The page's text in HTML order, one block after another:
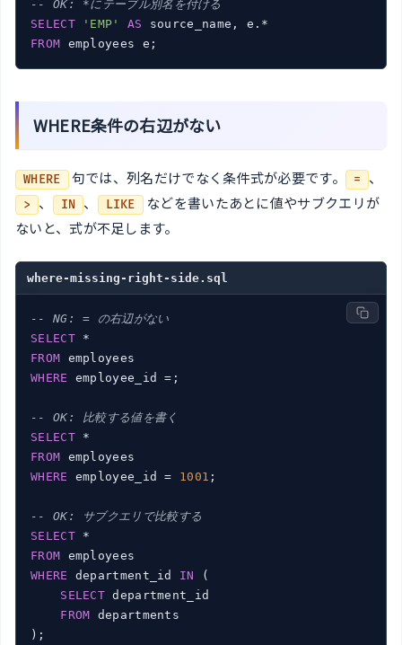
-- OK: *にテーブル別名を付ける
SELECT
'EMP' AS
FROM employees e;
WHERE条件の右辺がない
WHERE 句では、列名だけでなく条件式が必要です。 = 、
> 、 IN 、 LIKE
などを書いたあとに値やサブクエリが
ないと、式が不足します。
where-missing-right-side.sql
-- NG: = の右辺がない
SELECT
FROM
WHERE employee_id =;
-- OK: 比較する値を書く
SELECT
FROM
WHERE employee_id = 1001 ;
-- OK: サブクエリで比較する
SELECT
FROM
WHERE department_id IN
(
SELECT department_id
FROM departments
);